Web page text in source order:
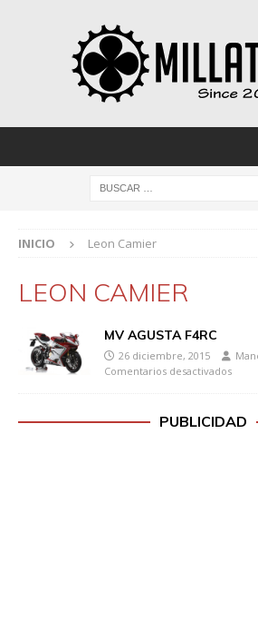
INICIO Leon Camier
LEON CAMIER
MV AGUSTA F4RC
26 diciembre, 2015
Comentarios desactivados
PUBLICIDAD